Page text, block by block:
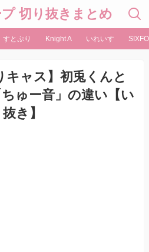
切り抜きまとめ
すとぷり Knight A いれいす
キャス】初兎くんと
ゅー音」の違い【い
き】